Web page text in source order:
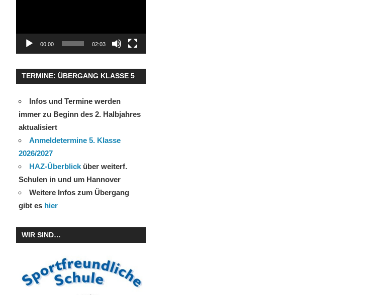
00:00 02:03
TERMINE: ÜBERGANG KLASSE 5
Infos und Termine werden
immer zu Beginn des 2. Halbjahres
aktualisiert
Anmeldetermine 5. Klasse
2026/2027
HAZ-Überblicküber weiterf.
Schulen in und um Hannover
Weitere Infos zum Übergang
gibt es hier
WIR SIND…